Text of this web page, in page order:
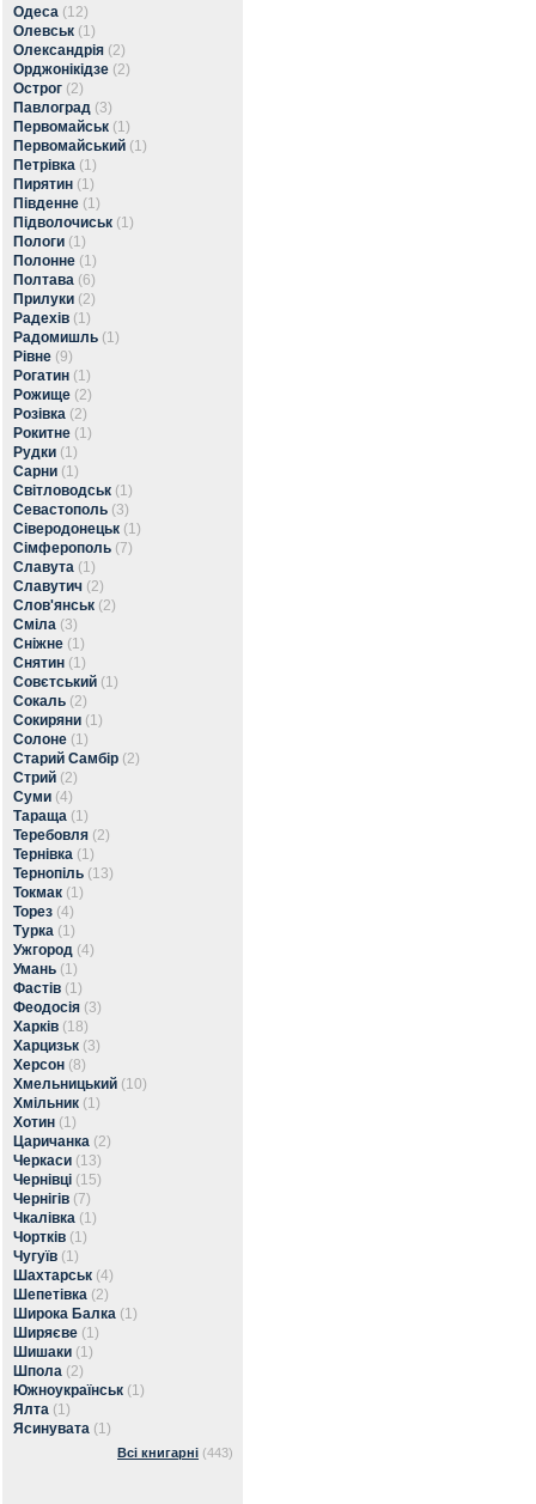
Одеса (12)
Олевськ (1)
Олександрія (2)
Орджонікідзе (2)
Острог (2)
Павлоград (3)
Первомайськ (1)
Первомайський (1)
Петрівка (1)
Пирятин (1)
Південне (1)
Підволочиськ (1)
Пологи (1)
Полонне (1)
Полтава (6)
Прилуки (2)
Радехів (1)
Радомишль (1)
Рівне (9)
Рогатин (1)
Рожище (2)
Розівка (2)
Рокитне (1)
Рудки (1)
Сарни (1)
Світловодськ (1)
Севастополь (3)
Сіверодонецьк (1)
Сімферополь (7)
Славута (1)
Славутич (2)
Слов'янськ (2)
Сміла (3)
Сніжне (1)
Снятин (1)
Совєтський (1)
Сокаль (2)
Сокиряни (1)
Солоне (1)
Старий Самбір (2)
Стрий (2)
Суми (4)
Тараща (1)
Теребовля (2)
Тернівка (1)
Тернопіль (13)
Токмак (1)
Торез (4)
Турка (1)
Ужгород (4)
Умань (1)
Фастів (1)
Феодосія (3)
Харків (18)
Харцизьк (3)
Херсон (8)
Хмельницький (10)
Хмільник (1)
Хотин (1)
Царичанка (2)
Черкаси (13)
Чернівці (15)
Чернігів (7)
Чкалівка (1)
Чортків (1)
Чугуїв (1)
Шахтарськ (4)
Шепетівка (2)
Широка Балка (1)
Ширяєве (1)
Шишаки (1)
Шпола (2)
Южноукраїнськ (1)
Ялта (1)
Ясинувата (1)
Всі книгарні (443)